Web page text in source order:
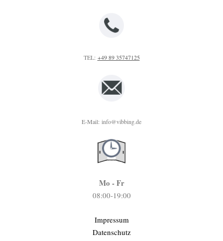
TEL: +49 89 35747125
E-Mail: info@vibbing.de
Mo - Fr
08:00-19:00
Impressum
Datenschutz